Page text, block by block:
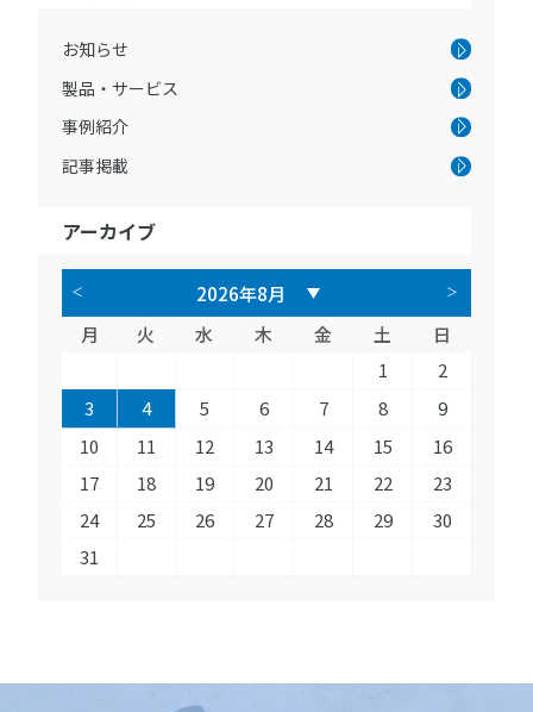
お知らせ
製品・サービス
事例紹介
記事掲載
アーカイブ
月 火 水 木 金 土
日
1
2
3
4 5 6 7 8
9
10
11 12 13 14 15
16
17
18 19 20 21 22
23
24
25 26 27 28 29
30
31